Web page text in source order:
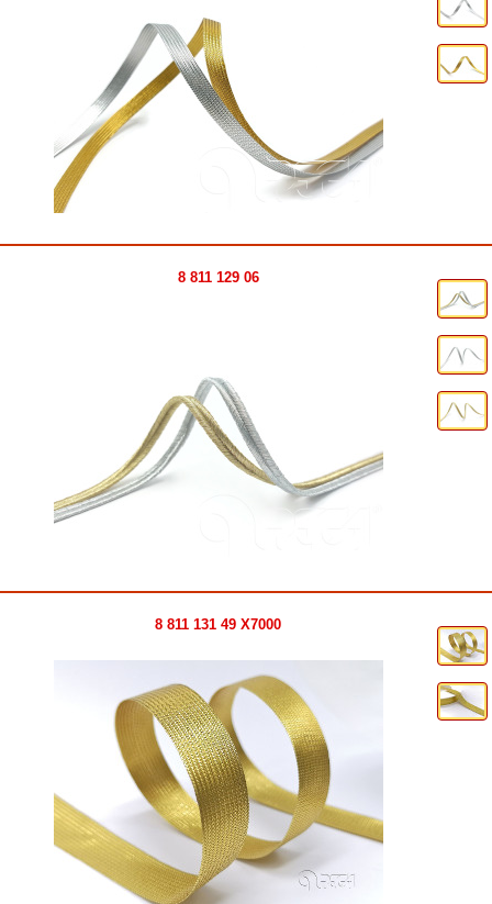
8 811 129 06
8 811 131 49 X7000